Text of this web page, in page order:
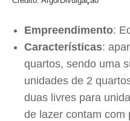
Empreendimento:
Características:
quartos, sendo uma
unidades de 2
duas livres para
de lazer contam com